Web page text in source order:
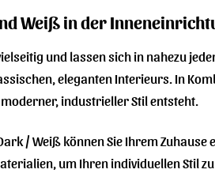
Weiß in der
und lassen sich in nahezu
eleganten Interieurs. In
industrieller Stil entsteht.
/ Weiß können Sie Ihrem
um Ihren individuellen Stil